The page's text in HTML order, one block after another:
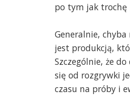
po tym jak trochę
Generalnie,
jest produkcją,
Szczególnie, że
się od rozgrywki
czasu na próby i